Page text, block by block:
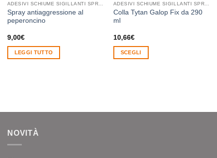
Spray antiaggressione al
peperoncino
9,00€
LEGGI TUTTO
Colla Tytan Galop Fix da 290
ml
10,66€
SCEGLI
NOVITÀ